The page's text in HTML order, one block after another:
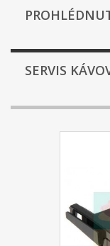
SERVIS